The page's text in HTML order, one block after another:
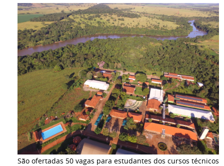
São ofertadas 50 vagas para estudantes dos cursos técnicos